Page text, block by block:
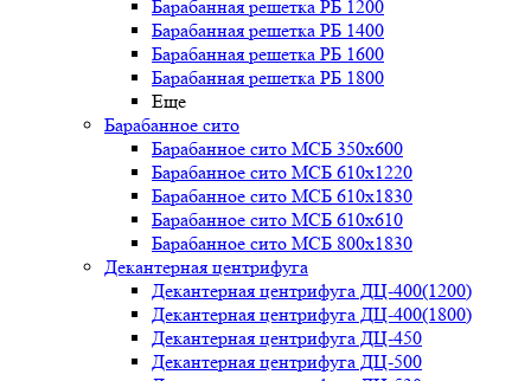
Барабанная решетка РБ 1200
Барабанная решетка РБ 1400
Барабанная решетка РБ 1600
Барабанная решетка РБ 1800
Еще
Барабанное сито
Барабанное сито МСБ 350x600
Барабанное сито МСБ 610x1220
Барабанное сито МСБ 610x1830
Барабанное сито МСБ 610x610
Барабанное сито МСБ 800x1830
Декантерная центрифуга
Декантерная центрифуга ДЦ-400(1200)
Декантерная центрифуга ДЦ-400(1800)
Декантерная центрифуга ДЦ-450
Декантерная центрифуга ДЦ-500